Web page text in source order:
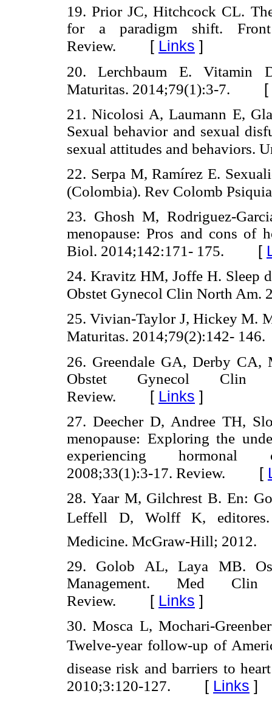
19. Prior JC, Hitchcock CL.
for a paradigm shift.
Review. [ Links ]
20. Lerchbaum E. Vitamin
Maturitas. 2014;79(1):3-7. [
21. Nicolosi A, Laumann E,
Sexual behavior and sexual
sexual attitudes and behaviors.
22. Serpa M, Ramírez E.
(Colombia). Rev Colomb
23. Ghosh M, Rodriguez-
menopause: Pros and cons of
Biol. 2014;142:171- 175. [
24. Kravitz HM, Joffe H. Sleep
Obstet Gynecol Clin North Am.
25. Vivian-Taylor J, Hickey M.
Maturitas. 2014;79(2):142- 146.
26. Greendale GA, Derby CA,
Obstet Gynecol Clin
Review. [ Links ]
27. Deecher D, Andree TH,
menopause: Exploring the
experiencing hormonal
2008;33(1):3-17. Review. [
28. Yaar M, Gilchrest B. En:
Leffell D, Wolff K, editores.
Medicine. McGraw-Hill; 2012.
29. Golob AL, Laya MB.
Management. Med Clin
Review. [ Links ]
30. Mosca L, Mochari-
Twelve-year follow-up of
disease risk and barriers to
2010;3:120-127. [ Links ]